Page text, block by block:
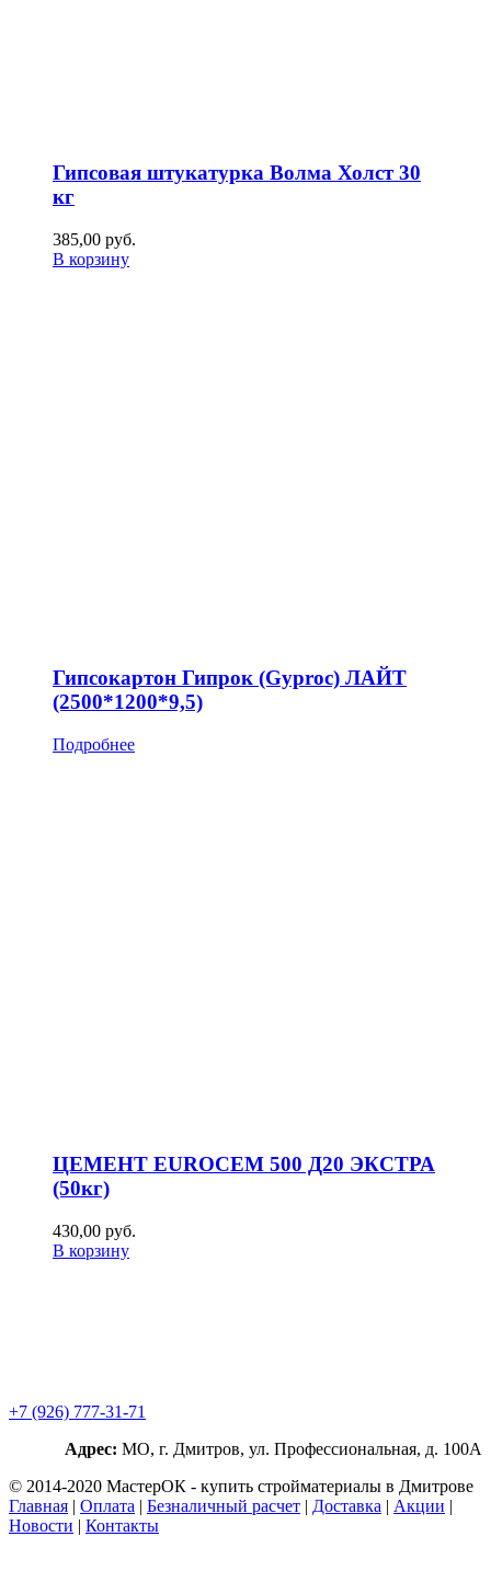
Гипсовая штукатурка Волма Холст 30
кг
385,00 руб.
В корзину
Гипсокартон Гипрок (Gyproc) ЛАЙТ
(2500*1200*9,5)
Подробнее
ЦЕМЕНТ EUROCEM 500 Д20 ЭКСТРА
(50кг)
430,00 руб.
В корзину
+7 (926) 777-31-71
Адрес: МО, г. Дмитров, ул. Профессиональная, д. 100А
© 2014-2020 МастерОК - купить стройматериалы в Дмитрове
Главная | Оплата | Безналичный расчет | Доставка | Акции |
Новости | Контакты